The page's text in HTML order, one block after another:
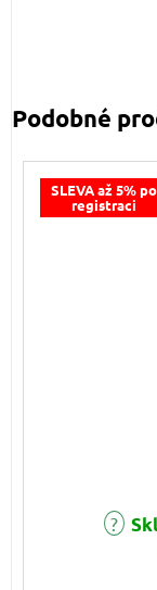
SLEVA až 5% po
registraci
Průměrné